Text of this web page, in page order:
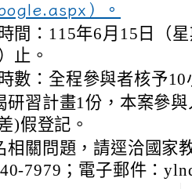
）。
間：115年6月15日（
止。
數：全程參與者核予
研習計畫1份，本案參
)假登記。
相關問題，請逕洽國家
7979；電子郵件：